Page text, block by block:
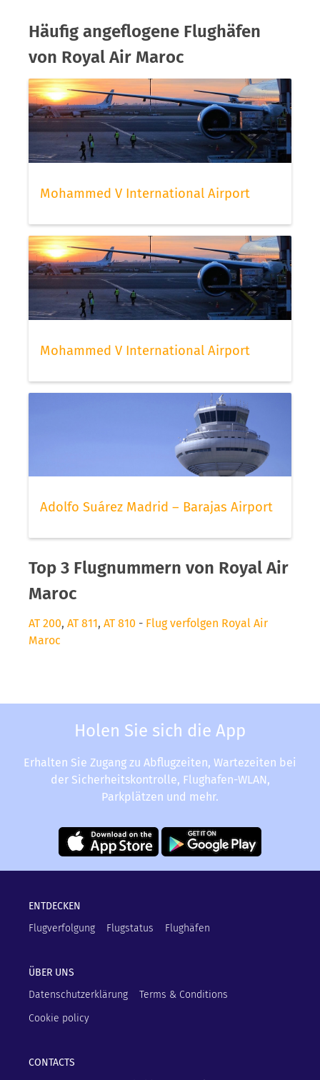
Häufig angeflogene Flughäfen
von Royal Air Maroc
Mohammed V International Airport
Mohammed V International Airport
Adolfo Suárez Madrid – Barajas Airport
Top 3 Flugnummern von Royal Air
Maroc
AT 200, AT 811, AT 810 - Flug verfolgen Royal Air
Maroc
Holen Sie sich die App
Erhalten Sie Zugang zu Abflugzeiten, Wartezeiten bei
der Sicherheitskontrolle, Flughafen-WLAN,
Parkplätzen und mehr.
ENTDECKEN
Flugverfolgung
Flugstatus Flughäfen
ÜBER UNS
Datenschutzerklärung
Terms & Conditions
Cookie policy
CONTACTS